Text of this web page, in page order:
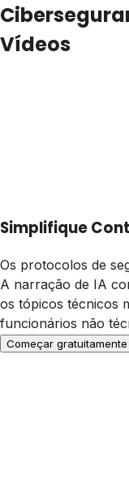
Vídeos
Simplifique
Os protocolos de
A narração de IA
os tópicos técnicos
funcionários não
Começar gratuitamente